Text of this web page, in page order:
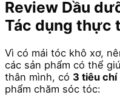
Review Dầu
Tác dụng thực
Vì có mái tóc khô xơ,
các sản phẩm có thể
thân mình, có 3 tiêu chí
phẩm chăm sóc tóc: